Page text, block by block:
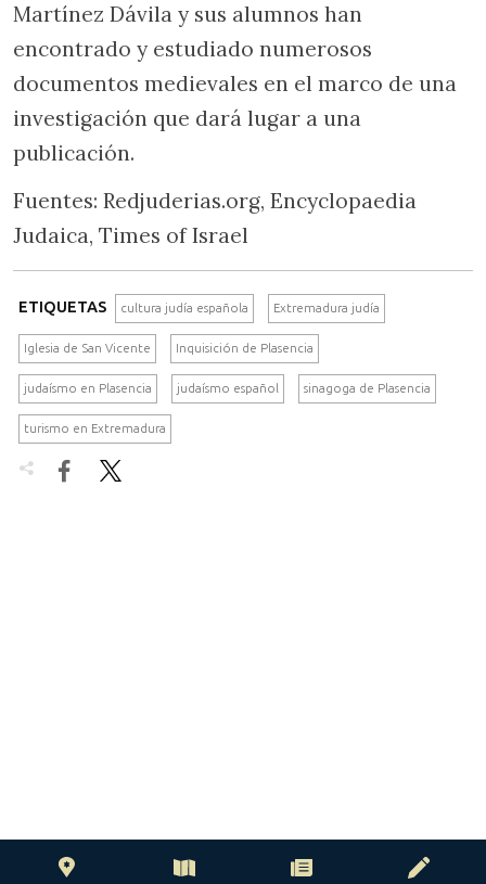
Martínez Dávila y sus alumnos han
encontrado y estudiado numerosos
documentos medievales en el marco de una
investigación que dará lugar a una
publicación.
Fuentes: Redjuderias.org, Encyclopaedia
Judaica, Times of Israel
ETIQUETAS cultura judía española Extremadura judía
Iglesia de San Vicente Inquisición de Plasencia
judaísmo en Plasencia judaísmo español sinagoga de Plasencia
turismo en Extremadura
 